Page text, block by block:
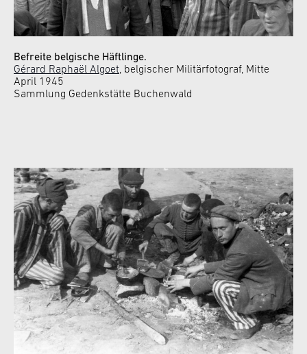
Befreite belgische Häftlinge.
Gérard Raphaël Algoet , belgischer Militärfotograf, Mitte
April 1945
Sammlung Gedenkstätte Buchenwald